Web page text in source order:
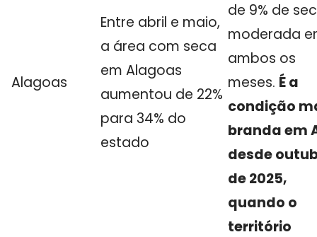
Alagoas
Entre abril e maio,
a área com seca
em Alagoas
aumentou de 22%
para 34% do
estado
de 9% de
moderada
ambos os
meses. É a
condição
branda em
desde
de 2025,
quando o
território